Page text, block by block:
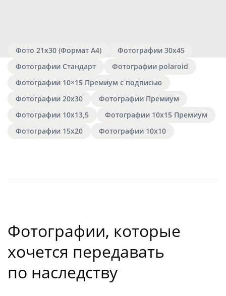
Фото 21х30 (Формат А4)
Фотографии 30х45
Фотографии Стандарт
Фотографии polaroid
Фотографии 10×15 Премиум с подписью
Фотографии 20х30
Фотографии Премиум
Фотографии 10х13,5
Фотографии 10х15 Премиум
Фотографии 15х20
Фотографии 10х10
Фотографии, которые
хочется передавать
по наследству